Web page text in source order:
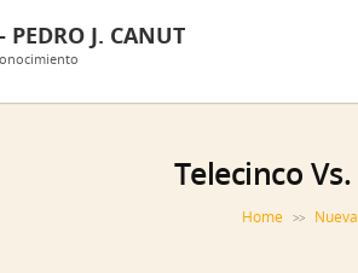
PEDRO J. CANUT
Telecinco
Home >>